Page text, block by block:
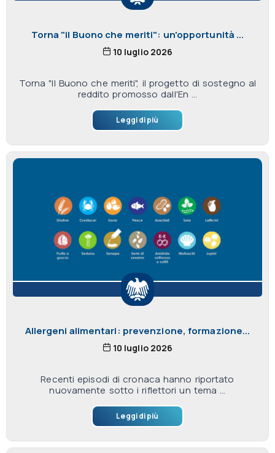
Torna "il Buono che meriti": un'opportunità ...
10 luglio 2026
Torna "Il Buono che meriti", il progetto di sostegno al
reddito promosso dall'En ...
Leggi di più
Allergeni alimentari: prevenzione, formazione...
10 luglio 2026
Recenti episodi di cronaca hanno riportato
nuovamente sotto i riflettori un tema ...
Leggi di più